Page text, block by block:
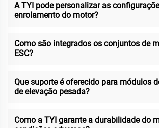
A TYI pode personalizar as
enrolamento do motor?
Como são integrados os conjuntos de
ESC?
Que suporte é oferecido para módulos
de elevação pesada?
Como a TYI garante a durabilidade do